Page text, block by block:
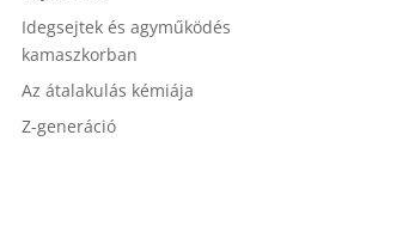
Idegsejtek és agyműködés
kamaszkorban
Az átalakulás kémiája
Z-generáció